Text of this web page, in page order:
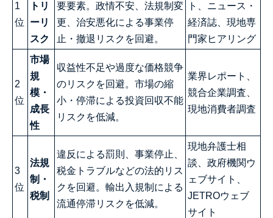
1
位
トリ
ーリ
スク
要要素。政情不安、法規制変
更、治安悪化による事業停
止・撤退リスクを回避。
ト、ニュース・
経済誌、現地専
門家ヒアリング
2
位
市場
規
模・
成長
性
収益性不足や過度な価格競争
のリスクを回避。市場の縮
小・停滞による投資回収不能
リスクを低減。
業界レポート、
競合企業調査、
現地消費者調査
3
位
法規
制・
税制
違反による罰則、事業停止、
税金トラブルなどの法的リス
クを回避。輸出入規制による
流通停滞リスクを低減。
現地弁護士相
談、政府機関ウ
ェブサイト、
JETROウェブ
サイト